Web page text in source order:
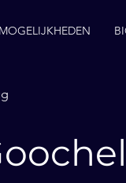
MOGELIJKHEDEN